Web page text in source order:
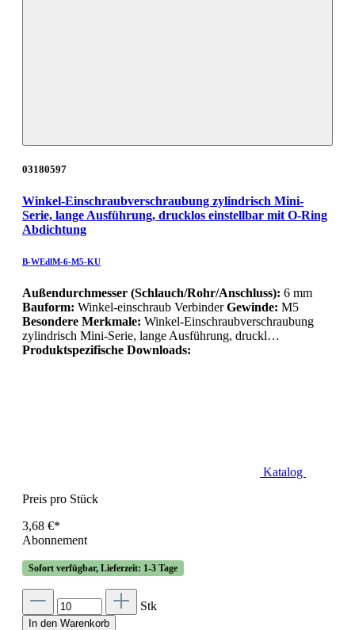
03180597
Winkel-Einschraubverschraubung zylindrisch Mini-
Serie, lange Ausführung, drucklos einstellbar mit O-Ring
Abdichtung
B-WEdlM-6-M5-KU
Außendurchmesser (Schlauch/Rohr/Anschluss): 6 mm
Bauform: Winkel-einschraub VerbinderGewinde: M5
Besondere Merkmale: Winkel-Einschraubverschraubung
zylindrisch Mini-Serie, lange Ausführung, druckl…
Produktspezifische Downloads:
Katalog
Preis pro Stück
3,68 €*
Abonnement
Sofort verfügbar, Lieferzeit: 1-3 Tage
Stk
In den Warenkorb